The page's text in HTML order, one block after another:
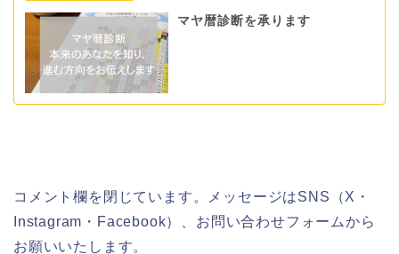
マヤ暦診断を承ります
コメント欄を閉じています。メッセージはSNS（X・
Instagram・Facebook）、お問い合わせフォームから
お願いいたします。